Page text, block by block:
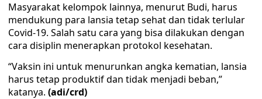
Masyarakat kelompok lainnya, menurut Budi, harus
mendukung para lansia tetap sehat dan tidak terlular
Covid-19. Salah satu cara yang bisa dilakukan dengan
cara disiplin menerapkan protokol kesehatan.
“Vaksin ini untuk menurunkan angka kematian, lansia
harus tetap produktif dan tidak menjadi beban,”
katanya. (adi/crd)